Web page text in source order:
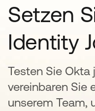
Setzen
Identity
Testen Sie
vereinbaren Sie
unserem Team,